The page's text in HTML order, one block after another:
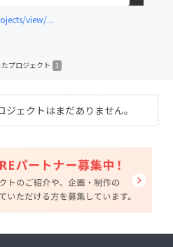
view/...
プロジェクト 1
ェクトはまだありません。